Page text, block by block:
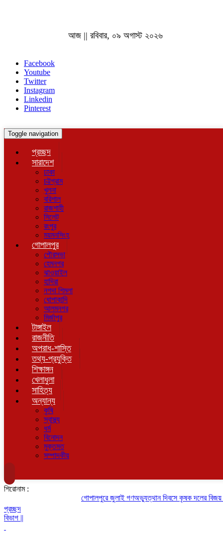
আজ || রবিবার, ০৯ অগাস্ট ২০২৬
Facebook
Youtube
Twitter
Instagram
Linkedin
Pinterest
Toggle navigation
প্রচ্ছদ
সারাদেশ
ঢাকা
চট্টগ্রাম
খুলনা
বরিশাল
রাজশাহী
সিলেট
রংপুর
ময়মনসিংহ
গোপালপুর
পৌরসভা
হেমনগর
ঝাওয়াইল
হাদিরা
নগদা শিমলা
ধোপাকান্দি
আলমনগর
মির্জাপুর
টাঙ্গাইল
রাজনীতি
অপরাধ-শাস্তি
তথ্য-প্রযুক্তি
শিক্ষাঙ্গন
খেলাধুলা
সাহিত্য
অন্যান্য
কৃষি
স্বাস্থ্য
ধর্ম
বিনোদন
মুক্তমত
সম্পাদকীয়
শিরোনাম :
গোপালপুরে জুলাই গণঅভ্যুত্থান দিবসে কৃষক দলের বিজয়
প্রচ্ছদ
বিভাগ ||